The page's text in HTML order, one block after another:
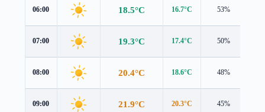
06:00 18.5°C 16.7°C 53%
07:00 19.3°C 17.4°C 50%
08:00 20.4°C 18.6°C 48%
09:00 21.9°C 20.3°C 45%